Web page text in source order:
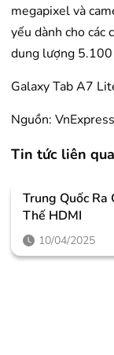
megapixel và
yếu dành cho các
dung lượng
Galaxy Tab A7
Nguồn: VnExpress
Tin tức liên
Trung Quốc Ra
Thế HDMI
10/04/2025